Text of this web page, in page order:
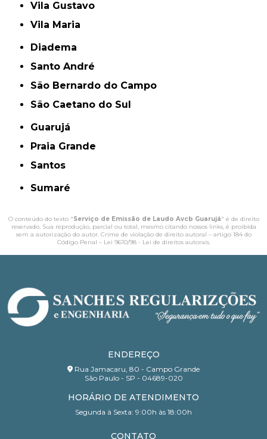
Vila Gustavo
Vila Maria
Diadema
Santo André
São Bernardo do Campo
São Caetano do Sul
Guarujá
Praia Grande
Santos
Sumaré
O conteúdo do texto "Serviço de Emissão de Laudo Avcb Guarujá" é de direito
reservado. Sua reprodução, parcial ou total, mesmo citando nossos links, é proibida
sem a autorização do autor. Crime de violação de direito autoral – artigo 184 do
Código Penal – Lei 9610/98 - Lei de direitos autorais.
ENDEREÇO
Rua Jamacaru, 80 - Campo Grande
São Paulo - SP - 04689-020
HORÁRIO DE ATENDIMENTO
Segunda à Sexta: 9:00h às 18:00h
CONTATO